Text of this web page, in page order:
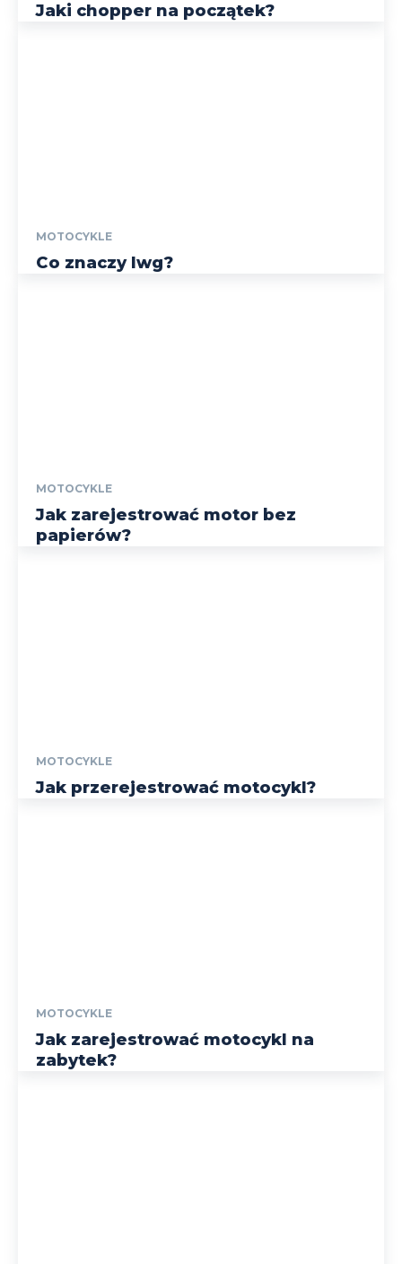
Jaki chopper na początek?
MOTOCYKLE
Co znaczy lwg?
MOTOCYKLE
Jak zarejestrować motor bez
papierów?
MOTOCYKLE
Jak przerejestrować motocykl?
MOTOCYKLE
Jak zarejestrować motocykl na
zabytek?